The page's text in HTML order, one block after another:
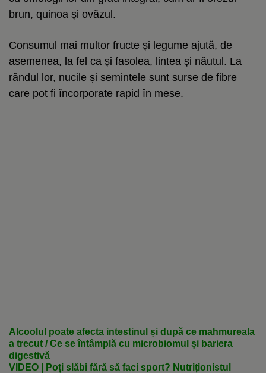
brun, quinoa și ovăzul.
Consumul mai multor fructe și legume ajută, de
asemenea, la fel ca și fasolea, lintea și năutul. La
rândul lor, nucile și semințele sunt surse de fibre
care pot fi încorporate rapid în mese.
Alcoolul poate afecta intestinul și după ce mahmureala
a trecut / Ce se întâmplă cu microbiomul și bariera
digestivă
VIDEO | Poți slăbi fără să faci sport? Nutriționistul